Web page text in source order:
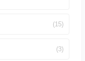
(15)
(3)